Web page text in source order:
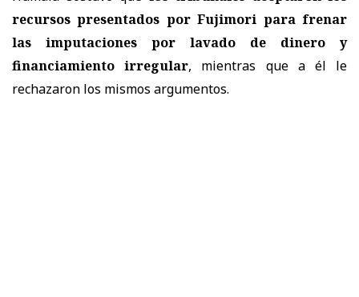
recursos presentados por Fujimori para frenar
las imputaciones por lavado de dinero y
financiamiento irregular, mientras que a él le
rechazaron los mismos argumentos.